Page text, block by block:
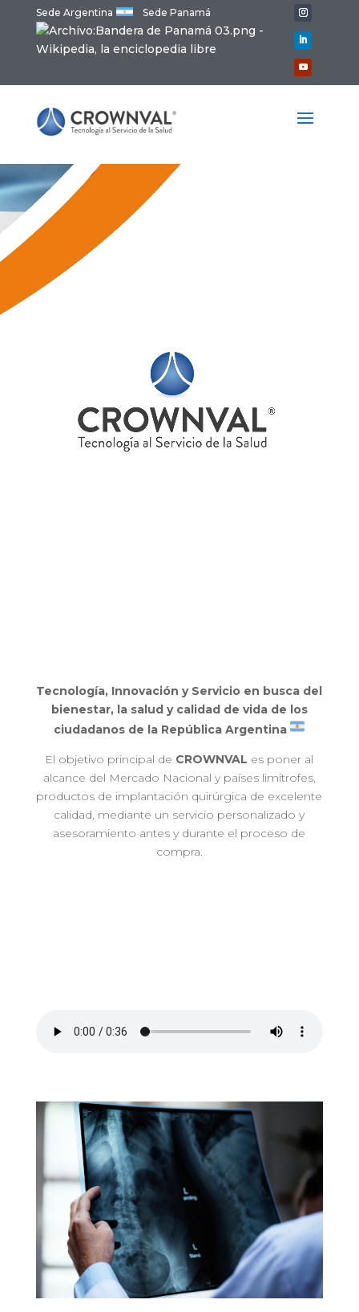
Sede Argentina Sede Panamá
Reproductor
de
vídeo
Tecnología, Innovación y Servicio en busca del
bienestar, la salud y calidad de vida de los
ciudadanos de la República Argentina
El objetivo principal de CROWNVAL es poner al
alcance del Mercado Nacional y países limítrofes,
productos de implantación quirúrgica de excelente
calidad, mediante un servicio personalizado y
asesoramiento antes y durante el proceso de
compra.